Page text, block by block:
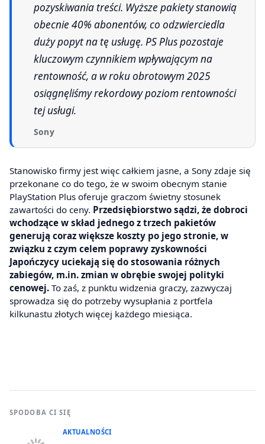
pozyskiwania treści. Wyższe pakiety stanowią
obecnie 40% abonentów, co odzwierciedla
duży popyt na tę usługę. PS Plus pozostaje
kluczowym czynnikiem wpływającym na
rentowność, a w roku obrotowym 2025
osiągnęliśmy rekordowy poziom rentowności
tej usługi.
Sony
Stanowisko firmy jest więc całkiem jasne, a Sony zdaje się
przekonane co do tego, że w swoim obecnym stanie
PlayStation Plus oferuje graczom świetny stosunek
zawartości do ceny. Przedsiębiorstwo sądzi, że dobroci
wchodzące w skład jednego z trzech pakietów
generują coraz większe koszty po jego stronie, w
związku z czym celem poprawy zyskowności
Japończycy uciekają się do stosowania różnych
zabiegów, m.in. zmian w obrębie swojej polityki
cenowej. To zaś, z punktu widzenia graczy, zazwyczaj
sprowadza się do potrzeby wysupłania z portfela
kilkunastu złotych więcej każdego miesiąca.
SPODOBA CI SIĘ
AKTUALNOŚCI